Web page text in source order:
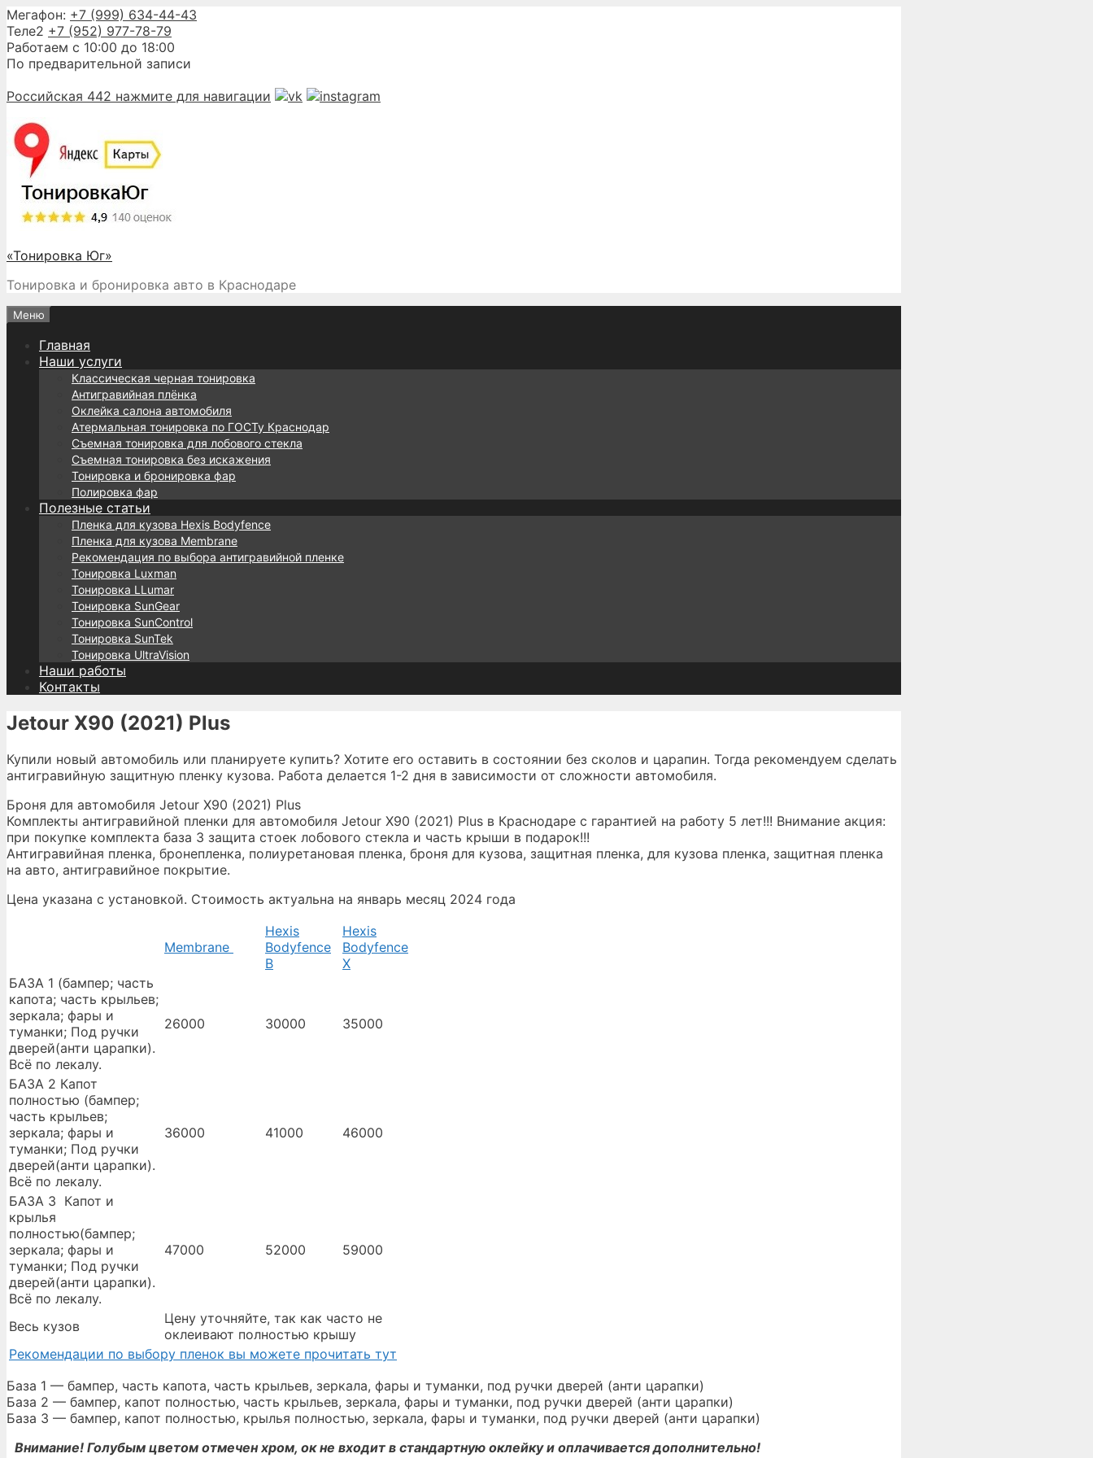
Перейти
к
содержимому
Мегафон: +7 (999) 634-44-43
Теле2 +7 (952) 977-78-79
Работаем с 10:00 до 18:00
По предварительной записи
Российская 442 нажмите для навигации
«Тонировка Юг»
Тонировка и бронировка авто в Краснодаре
Меню
Главная
Наши услуги
Классическая черная тонировка
Антигравийная плёнка
Оклейка салона автомобиля
Атермальная тонировка по ГОСТу Краснодар
Съемная тонировка для лобового стекла
Съемная тонировка без искажения
Тонировка и бронировка фар
Полировка фар
Полезные статьи
Пленка для кузова Hexis Bodyfence
Пленка для кузова Membrane
Рекомендация по выбора антигравийной пленке
Тонировка Luxman
Тонировка LLumar
Тонировка SunGear
Тонировка SunControl
Тонировка SunTek
Тонировка UltraVision
Наши работы
Контакты
Jetour X90 (2021) Plus
Купили новый автомобиль или планируете купить? Хотите его оставить в состоянии без сколов и царапин. Тогда рекомендуем сделать
антигравийную защитную пленку кузова. Работа делается 1-2 дня в зависимости от сложности автомобиля.
Броня для автомобиля Jetour X90 (2021) Plus
Комплекты антигравийной пленки для автомобиля Jetour X90 (2021) Plus в Краснодаре с гарантией на работу 5 лет!!! Внимание акция:
при покупке комплекта база 3 защита стоек лобового стекла и часть крыши в подарок!!!
Антигравийная пленка, бронепленка, полиуретановая пленка, броня для кузова, защитная пленка, для кузова пленка, защитная пленка
на авто, антигравийное покрытие.
Цена указана с установкой. Стоимость актуальна на январь месяц 2024 года
Membrane
Hexis
Bodyfence
B
Hexis
Bodyfence
X
БАЗА 1 (бампер; часть
капота; часть крыльев;
зеркала; фары и
туманки; Под ручки
дверей(анти царапки).
Всё по лекалу.
26000 30000 35000
БАЗА 2 Капот
полностью (бампер;
часть крыльев;
зеркала; фары и
туманки; Под ручки
дверей(анти царапки).
Всё по лекалу.
36000 41000 46000
БАЗА 3 Капот и
крылья
полностью(бампер;
зеркала; фары и
туманки; Под ручки
дверей(анти царапки).
Всё по лекалу.
47000 52000 59000
Весь кузов
Цену уточняйте, так как часто не
оклеивают полностью крышу
Рекомендации по выбору пленок вы можете прочитать тут
База 1 — бампер, часть капота, часть крыльев, зеркала, фары и туманки, под ручки дверей (анти царапки)
База 2 — бампер, капот полностью, часть крыльев, зеркала, фары и туманки, под ручки дверей (анти царапки)
База 3 — бампер, капот полностью, крылья полностью, зеркала, фары и туманки, под ручки дверей (анти царапки)
Внимание! Голубым цветом отмечен хром, ок не входит в стандартную оклейку и оплачивается дополнительно!